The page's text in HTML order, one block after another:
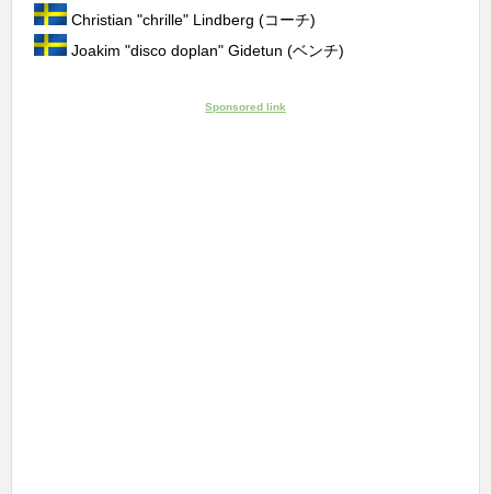
Christian "chrille" Lindberg (コーチ)
Joakim "disco doplan" Gidetun (ベンチ)
Sponsored link